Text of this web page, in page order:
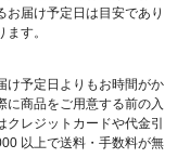
お届け予定日は目安であり
す。
け予定日よりもお時間がか
に商品をご用意する前の入
レジットカードや代金引
以上で送料・手数料が無